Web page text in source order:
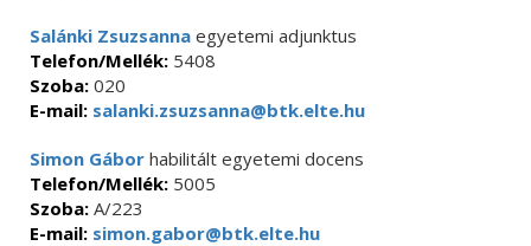
Salánki Zsuzsanna egyetemi adjunktus
Telefon/Mellék: 5408
Szoba: 020
E-mail: salanki.zsuzsanna@btk.elte.hu
Simon Gábor habilitált egyetemi docens
Telefon/Mellék: 5005
Szoba: A/223
E-mail: simon.gabor@btk.elte.hu